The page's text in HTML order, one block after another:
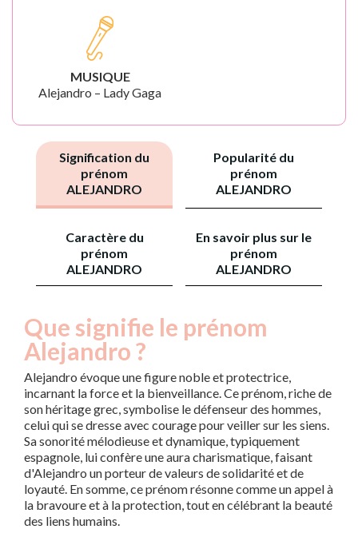
MUSIQUE
Alejandro – Lady Gaga
Signification du
prénom
ALEJANDRO
Popularité du
prénom
ALEJANDRO
Caractère du
prénom
ALEJANDRO
En savoir plus sur le
prénom
ALEJANDRO
Que signifie le prénom
Alejandro ?
Alejandro évoque une figure noble et protectrice,
incarnant la force et la bienveillance. Ce prénom, riche de
son héritage grec, symbolise le défenseur des hommes,
celui qui se dresse avec courage pour veiller sur les siens.
Sa sonorité mélodieuse et dynamique, typiquement
espagnole, lui confère une aura charismatique, faisant
d'Alejandro un porteur de valeurs de solidarité et de
loyauté. En somme, ce prénom résonne comme un appel à
la bravoure et à la protection, tout en célébrant la beauté
des liens humains.